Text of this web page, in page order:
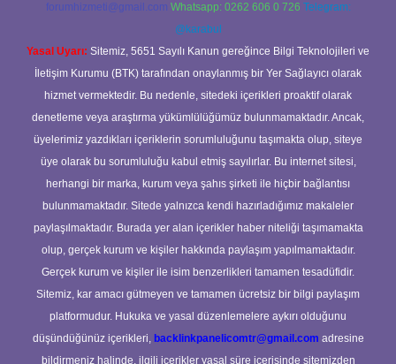
forumhizmeti@gmail.com Whatsapp: 0262 606 0 726 Telegram:
@karabul
Yasal Uyarı: Sitemiz, 5651 Sayılı Kanun gereğince Bilgi Teknolojileri ve
İletişim Kurumu (BTK) tarafından onaylanmış bir Yer Sağlayıcı olarak
hizmet vermektedir. Bu nedenle, sitedeki içerikleri proaktif olarak
denetleme veya araştırma yükümlülüğümüz bulunmamaktadır. Ancak,
üyelerimiz yazdıkları içeriklerin sorumluluğunu taşımakta olup, siteye
üye olarak bu sorumluluğu kabul etmiş sayılırlar. Bu internet sitesi,
herhangi bir marka, kurum veya şahıs şirketi ile hiçbir bağlantısı
bulunmamaktadır. Sitede yalnızca kendi hazırladığımız makaleler
paylaşılmaktadır. Burada yer alan içerikler haber niteliği taşımamakta
olup, gerçek kurum ve kişiler hakkında paylaşım yapılmamaktadır.
Gerçek kurum ve kişiler ile isim benzerlikleri tamamen tesadüfidir.
Sitemiz, kar amacı gütmeyen ve tamamen ücretsiz bir bilgi paylaşım
platformudur. Hukuka ve yasal düzenlemelere aykırı olduğunu
düşündüğünüz içerikleri, backlinkpanelicomtr@gmail.com adresine
bildirmeniz halinde, ilgili içerikler yasal süre içerisinde sitemizden